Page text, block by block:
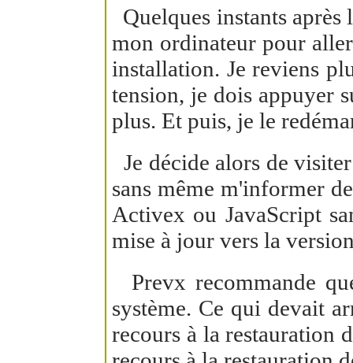
Quelques instants
mon ordinateur pour
installation. Je reviens
tension, je dois appuyer
plus. Et puis, je le
Je décide alors de
sans même m'informer
Activex ou JavaScript
mise à jour vers la
Prevx recommande
système. Ce qui devait
recours à la restauration